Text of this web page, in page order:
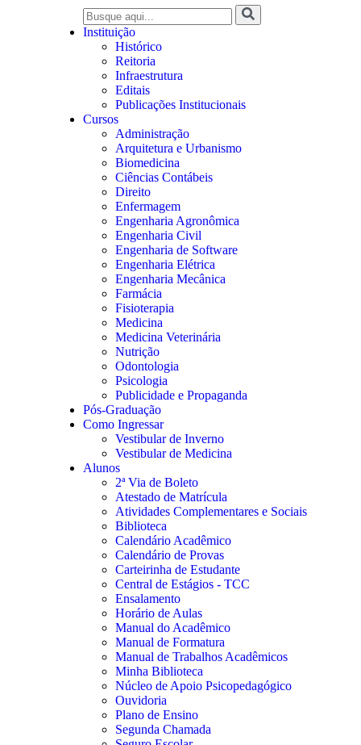
Instituição
Histórico
Reitoria
Infraestrutura
Editais
Publicações Institucionais
Cursos
Administração
Arquitetura e Urbanismo
Biomedicina
Ciências Contábeis
Direito
Enfermagem
Engenharia Agronômica
Engenharia Civil
Engenharia de Software
Engenharia Elétrica
Engenharia Mecânica
Farmácia
Fisioterapia
Medicina
Medicina Veterinária
Nutrição
Odontologia
Psicologia
Publicidade e Propaganda
Pós-Graduação
Como Ingressar
Vestibular de Inverno
Vestibular de Medicina
Alunos
2ª Via de Boleto
Atestado de Matrícula
Atividades Complementares e Sociais
Biblioteca
Calendário Acadêmico
Calendário de Provas
Carteirinha de Estudante
Central de Estágios - TCC
Ensalamento
Horário de Aulas
Manual do Acadêmico
Manual de Formatura
Manual de Trabalhos Acadêmicos
Minha Biblioteca
Núcleo de Apoio Psicopedagógico
Ouvidoria
Plano de Ensino
Segunda Chamada